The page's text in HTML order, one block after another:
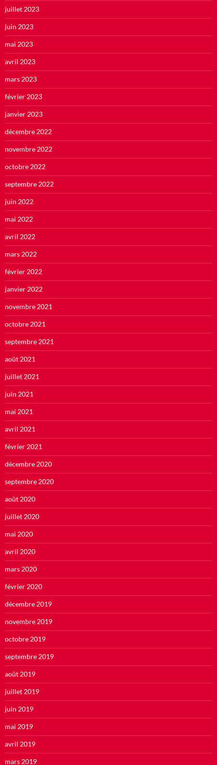
juillet 2023
juin 2023
mai 2023
avril 2023
mars 2023
février 2023
janvier 2023
décembre 2022
novembre 2022
octobre 2022
septembre 2022
juin 2022
mai 2022
avril 2022
mars 2022
février 2022
janvier 2022
novembre 2021
octobre 2021
septembre 2021
août 2021
juillet 2021
juin 2021
mai 2021
avril 2021
février 2021
décembre 2020
septembre 2020
août 2020
juillet 2020
mai 2020
avril 2020
mars 2020
février 2020
décembre 2019
novembre 2019
octobre 2019
septembre 2019
août 2019
juillet 2019
juin 2019
mai 2019
avril 2019
mars 2019